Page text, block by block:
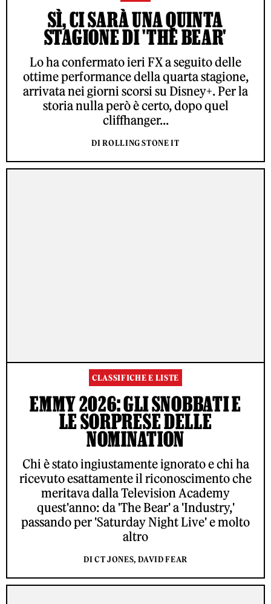
SÌ, CI SARÀ UNA QUINTA
STAGIONE DI 'THE BEAR'
Lo ha confermato ieri FX a seguito delle
ottime performance della quarta stagione,
arrivata nei giorni scorsi su Disney+. Per la
storia nulla però è certo, dopo quel
cliffhanger...
DI ROLLING STONE IT
CLASSIFICHE E LISTE
EMMY 2026: GLI SNOBBATI E
LE SORPRESE DELLE
NOMINATION
Chi è stato ingiustamente ignorato e chi ha
ricevuto esattamente il riconoscimento che
meritava dalla Television Academy
quest'anno: da 'The Bear' a 'Industry,'
passando per 'Saturday Night Live' e molto
altro
DI CT JONES, DAVID FEAR